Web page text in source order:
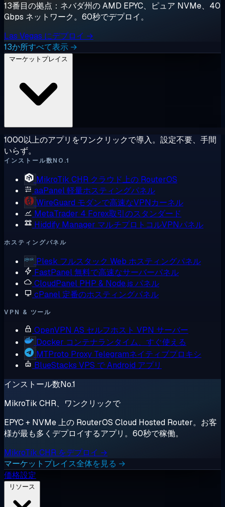
13番目の拠点：ネバダ州の AMD EPYC、ピュア NVMe、40
Gbps ネットワーク。60秒でデプロイ。
Las Vegas にデプロイ →
13か所すべて表示 →
1000以上のアプリをワンクリックで導入。設定不要、手間
いらず。
インストール数NO.1
MikroTik CHR クラウド上の RouterOS
aaPanel軽量ホスティングパネル
WireGuard モダンで高速なVPNカーネル
MetaTrader 4 Forex取引のスタンダード
Hiddify Manager マルチプロトコルVPNパネル
ホスティングパネル
Plesk フルスタック Web ホスティングパネル
FastPanel無料で高速なサーバーパネル
CloudPanel PHP & Node.js パネル
cPanel 定番のホスティングパネル
VPN & ツール
OpenVPN AS セルフホスト VPN サーバー
Docker コンテナランタイム、すぐ使える
MTProto Proxy Telegramネイティブプロキシ
BlueStacks VPS で Android アプリ
インストール数No.1
MikroTik CHR、ワンクリックで
EPYC + NVMe 上の RouterOS Cloud Hosted Router。お客
様が最も多くデプロイするアプリ。60秒で稼働。
MikroTik CHR をデプロイ →
マーケットプレイス全体を見る →
価格設定